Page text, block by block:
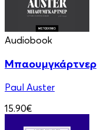
Audiobook
Μπαουμγκάρτνερ
Paul Auster
15.90€